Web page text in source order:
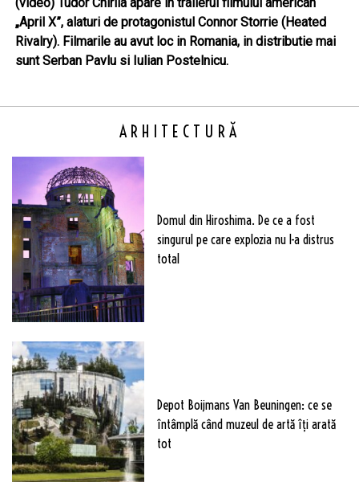
„April X”, alaturi de protagonistul Connor Storrie (Heated
Rivalry). Filmarile au avut loc in Romania, in distributie mai
sunt Serban Pavlu si Iulian Postelnicu.
ARHITECTURĂ
Domul din Hiroshima. De ce a fost
singurul pe care explozia nu l-a distrus
total
Depot Boijmans Van Beuningen: ce se
întâmplă când muzeul de artă îți arată
tot